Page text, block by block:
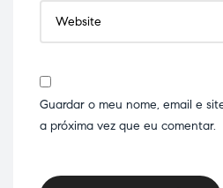
Guardar o meu nome, email e
a próxima vez que eu comentar.